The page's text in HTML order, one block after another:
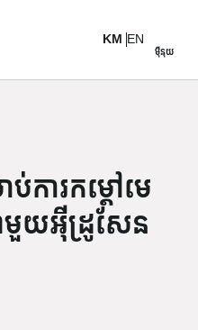
ម៉ឺនុយ
KM EN
ារកម្ដៅមេ
មួយអ៊ីដ្រូសែន